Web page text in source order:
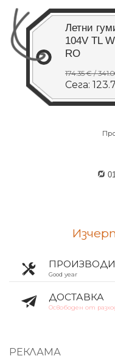
Летни
104V TL
RO
174.35 € /
Сега:
Good year
ДОСТАВКА
Освободен от
РЕКЛАМА